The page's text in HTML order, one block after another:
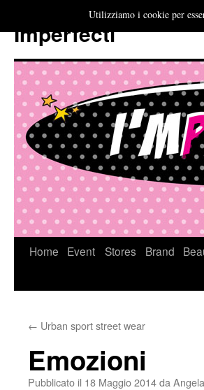
Imperfecti
VaiHome Event Stores Brand
← Urban sport street wear
Emozioni
Pubblicato il 18 Maggio 2014da
Utilizziamo i cookie per